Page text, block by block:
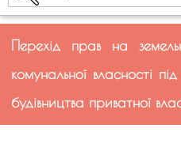
Перехід прав на
комунальної власності
будівництва приватної